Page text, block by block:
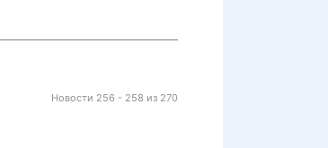
Новости 256 - 258 из 270